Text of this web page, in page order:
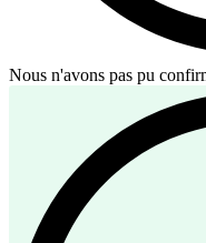
Nous n'avons pas pu